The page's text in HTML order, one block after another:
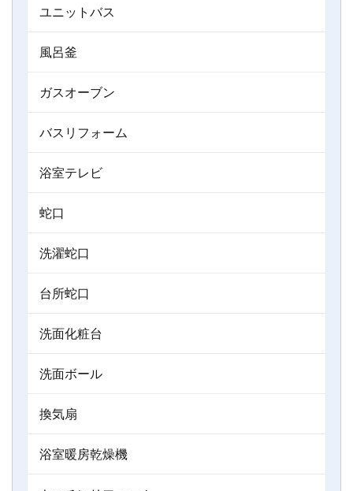
ユニットバス
風呂釜
ガスオーブン
バスリフォーム
浴室テレビ
蛇口
洗濯蛇口
台所蛇口
洗面化粧台
洗面ボール
換気扇
浴室暖房乾燥機